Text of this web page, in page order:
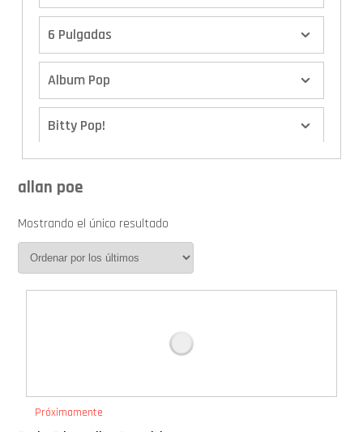
6 Pulgadas
Album Pop
Bitty Pop!
Calendario de Adviento
Cover Pop!
Exclusivos
allan poe
Mostrando el único resultado
Próximamente